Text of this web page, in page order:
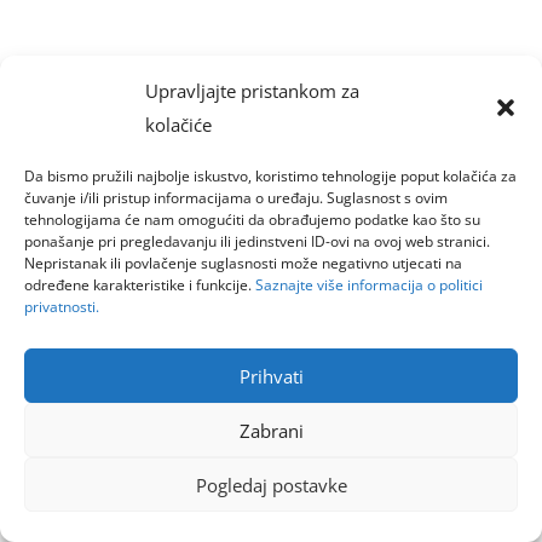
Upravljajte pristankom za
kolačiće
Da bismo pružili najbolje iskustvo, koristimo tehnologije poput kolačića za
čuvanje i/ili pristup informacijama o uređaju. Suglasnost s ovim
tehnologijama će nam omogućiti da obrađujemo podatke kao što su
ponašanje pri pregledavanju ili jedinstveni ID-ovi na ovoj web stranici.
Nepristanak ili povlačenje suglasnosti može negativno utjecati na
određene karakteristike i funkcije.Saznajte više informacija o politici
privatnosti.
Prihvati
Zabrani
Pogledaj postavke